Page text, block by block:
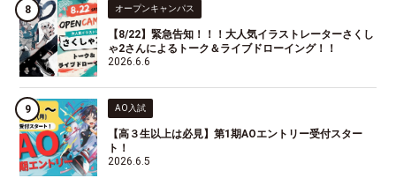
オープンキャンパス
【8/22】緊急告知！！！大人気イラストレーターさくし
ゃ2さんによるトーク＆ライブドローイング！！
2026.6.6
AO入試
【高３生以上は必見】第1期AOエントリー受付スター
ト！
2026.6.5